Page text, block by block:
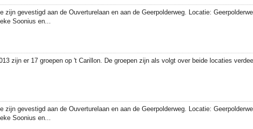
zijn gevestigd aan de Ouverturelaan en aan de Geerpolderweg. Locatie:
Soonius en...
zijn er 17 groepen op 't Carillon. De groepen zijn als volgt over beide locaties
zijn gevestigd aan de Ouverturelaan en aan de Geerpolderweg. Locatie:
Soonius en...